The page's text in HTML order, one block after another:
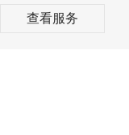
查看服务